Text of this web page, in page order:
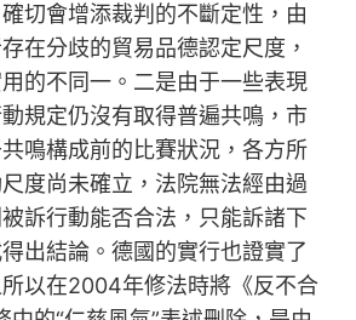
切會增添裁判的不斷定性，由
在分歧的貿易品德認定尺度，
的不同一。二是由于一些表現
規定仍沒有取得普遍共鳴，市
鳴構成前的比賽狀況，各方所
度尚未確立，法院無法經由過
訴行動能否合法，只能訴諸下
出結論。德國的實行也證實了
以在2004年修法時將《反不合